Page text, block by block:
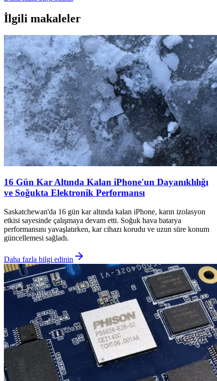
İlgili makaleler
16 Gün Kar Altında Kalan iPhone'un Dayanıklılığı
ve Soğukta Elektronik Performansı
Saskatchewan'da 16 gün kar altında kalan iPhone, karın izolasyon
etkisi sayesinde çalışmaya devam etti. Soğuk hava batarya
performansını yavaşlatırken, kar cihazı korudu ve uzun süre konum
güncellemesi sağladı.
Daha fazla bilgi edinin